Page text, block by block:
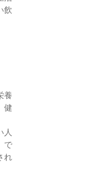
飲
養
健
人
で
れ